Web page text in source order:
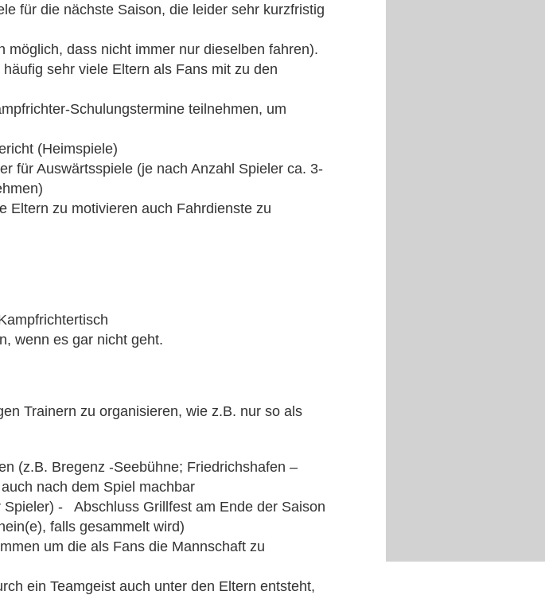
für die nächste Saison, die leider sehr kurzfristig
dass nicht immer nur dieselben fahren).
sehr viele Eltern als Fans mit zu den
Schulungstermine teilnehmen, um
(Heimspiele)
für Auswärtsspiele (je nach Anzahl Spieler ca. 3-
Eltern zu motivieren auch Fahrdienste zu
wenn es gar nicht geht.
Trainern zu organisieren, wie z.B. nur so als
(z.B. Bregenz -Seebühne; Friedrichshafen –
nach dem Spiel machbar
Spieler) - Abschluss Grillfest am Ende der Saison
falls gesammelt wird)
um die als Fans die Mannschaft zu
ein Teamgeist auch unter den Eltern entsteht,